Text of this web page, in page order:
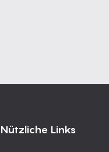
Nützliche Links